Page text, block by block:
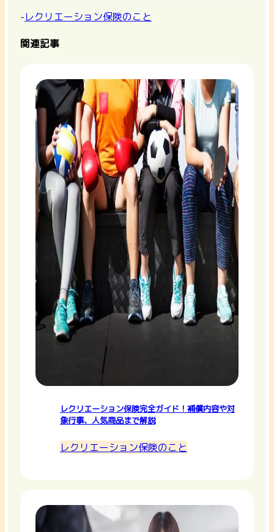
-レクリエーション保険のこと
関連記事
レクリエーション保険完全ガイド！補償内容や対
象行事、人気商品まで解説
レクリエーション保険のこと